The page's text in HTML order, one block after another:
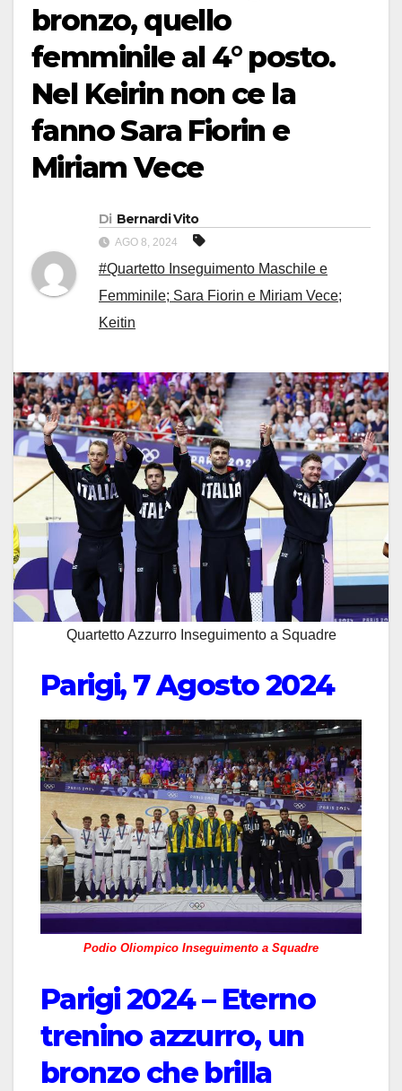
bronzo, quello
femminile al 4° posto.
Nel Keirin non ce la
fanno Sara Fiorin e
Miriam Vece
Di Bernardi Vito
AGO 8, 2024
#Quartetto Inseguimento Maschile e
Femminile; Sara Fiorin e Miriam Vece;
Keitin
Quartetto Azzurro Inseguimento a Squadre
Parigi, 7 Agosto 2024
Podio Oliompico Inseguimento a Squadre
Parigi 2024 – Eterno
trenino azzurro, un
bronzo che brilla